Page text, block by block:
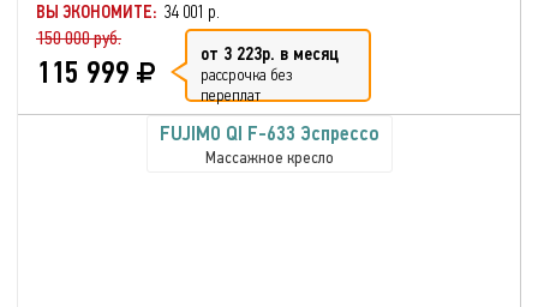
ВЫ ЭКОНОМИТЕ: 34 001 р.
150 000 руб.
115 999 от 3 223р. в месяц
рассрочка без
переплат
FUJIMO QI F-633 Эспрессо
Массажное кресло